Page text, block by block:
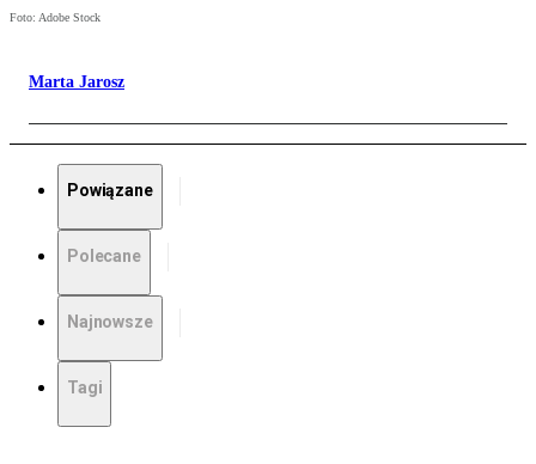
Foto: Adobe Stock
Marta Jarosz
Powiązane
Polecane
Najnowsze
Tagi